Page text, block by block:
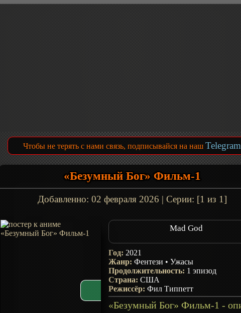
Чтобы не терять с нами связь, подписывайся на наш Telegram
«Безумный Бог» Фильм-1
Добавленно: 02 февраля 2026 | Серии: [1 из 1]
Mad God
Год: 2021
Жанр:Фентези •Ужасы
Продолжительность: 1 эпизод
Страна:США
Режиссёр:Фил Типпетт